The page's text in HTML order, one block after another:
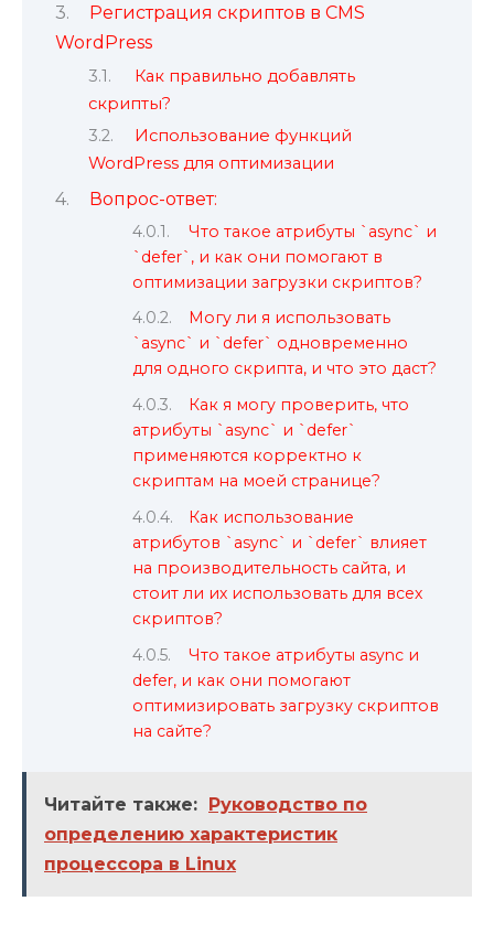
Регистрация скриптов в CMS
WordPress
Как правильно добавлять
скрипты?
Использование функций
WordPress для оптимизации
Вопрос-ответ:
Что такое атрибуты `async` и
`defer`, и как они помогают в
оптимизации загрузки скриптов?
Могу ли я использовать
`async` и `defer` одновременно
для одного скрипта, и что это даст?
Как я могу проверить, что
атрибуты `async` и `defer`
применяются корректно к
скриптам на моей странице?
Как использование
атрибутов `async` и `defer` влияет
на производительность сайта, и
стоит ли их использовать для всех
скриптов?
Что такое атрибуты async и
defer, и как они помогают
оптимизировать загрузку скриптов
на сайте?
Читайте также: Руководство по
определению характеристик
процессора в Linux